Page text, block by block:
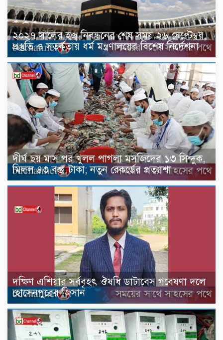
২০২৭ সালের হজ্ব নিবন্ধনের শেষ সময় ২৬ সেপ্টেম্বর,
প্রস্তুতি ও সতর্কতায় ধর্ম মন্ত্রণালয়ের বিশেষ নির্দেশনা
দীর্ঘ ছয় মাস পর খুলল পাগলা মসজিদের ১৩ সিন্দুক,
মিলল ৪৩ বস্তা টাকা; নতুন রেকর্ডের প্রত্যাশা
দক্ষিণ এশিয়ার সর্ববৃহৎ ঔষধি ডাটাবেস গবেষণা দলে
হোসেনপুরের জিসান